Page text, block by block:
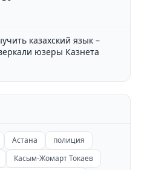
казахский язык –
юзеры Казнета
Астана
полиция
Касым-Жомарт Токаев